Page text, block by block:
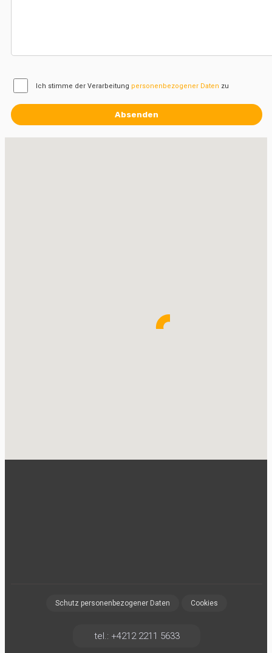
Ich stimme der Verarbeitung personenbezogener Daten zu
Schutz personenbezogener Daten Cookies
tel.: +4212 2211 5633